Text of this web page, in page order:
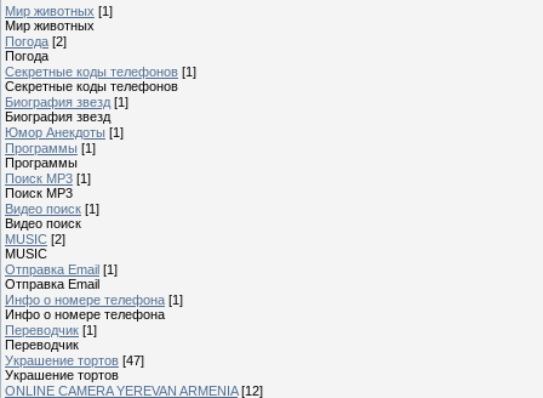
Мир животных [1]
Мир животных
Погода [2]
Погода
Секретные коды телефонов [1]
Секретные коды телефонов
Биография звезд [1]
Биография звезд
Юмор Анекдоты [1]
Программы [1]
Программы
Поиск MP3 [1]
Поиск MP3
Видео поиск [1]
Видео поиск
MUSIC [2]
MUSIC
Отправка Email [1]
Отправка Email
Инфо о номере телефона [1]
Инфо о номере телефона
Переводчик [1]
Переводчик
Украшение тортов [47]
Украшение тортов
ONLINE CAMERA YEREVAN ARMENIA [12]